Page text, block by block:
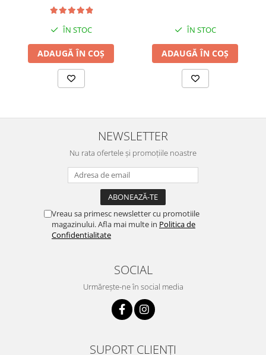
ÎN STOC
ADAUGĂ ÎN COȘ
ÎN STOC
ADAUGĂ ÎN COȘ
NEWSLETTER
Nu rata ofertele și promoțiile noastre
Vreau sa primesc newsletter cu promotiile
magazinului. Afla mai multe in Politica de
Confidentialitate
SOCIAL
Urmărește-ne în social media
SUPORT CLIENȚI